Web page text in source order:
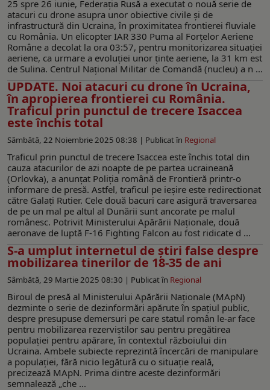
25 spre 26 iunie, Federația Rusă a executat o nouă serie de
atacuri cu drone asupra unor obiective civile și de
infrastructură din Ucraina, în proximitatea frontierei fluviale
cu România. Un elicopter IAR 330 Puma al Forțelor Aeriene
Române a decolat la ora 03:57, pentru monitorizarea situației
aeriene, ca urmare a evoluţiei unor ţinte aeriene, la 31 km est
de Sulina. Centrul Național Militar de Comandă (nucleu) a n ...
UPDATE. Noi atacuri cu drone în Ucraina,
în apropierea frontierei cu România.
Traficul prin punctul de trecere Isaccea
este închis total
Sâmbătă, 22 Noiembrie 2025 08:38 | Publicat în Regional
Traficul prin punctul de trecere Isaccea este închis total din
cauza atacurilor de azi noapte de pe partea ucraineană
(Orlovka), a anunțat Poliția română de Frontieră printr-o
informare de presă. Astfel, traficul pe ieşire este redirectionat
către Galaţi Rutier. Cele două bacuri care asigură traversarea
de pe un mal pe altul al Dunării sunt ancorate pe malul
românesc. Potrivit Ministerului Apărării Naţionale, două
aeronave de luptă F-16 Fighting Falcon au fost ridicate d ...
S-a umplut internetul de ştiri false despre
mobilizarea tinerilor de 18-35 de ani
Sâmbătă, 29 Martie 2025 08:30 | Publicat în Regional
Biroul de presă al Ministerului Apărării Naţionale (MApN)
dezminte o serie de dezinformări apărute în spațiul public,
despre presupuse demersuri pe care statul român le-ar face
pentru mobilizarea rezerviștilor sau pentru pregătirea
populației pentru apărare, în contextul războiului din
Ucraina. Ambele subiecte reprezintă încercări de manipulare
a populației, fără nicio legătură cu o situație reală,
precizează MApN. Prima dintre aceste dezinformări
semnalează „che ...